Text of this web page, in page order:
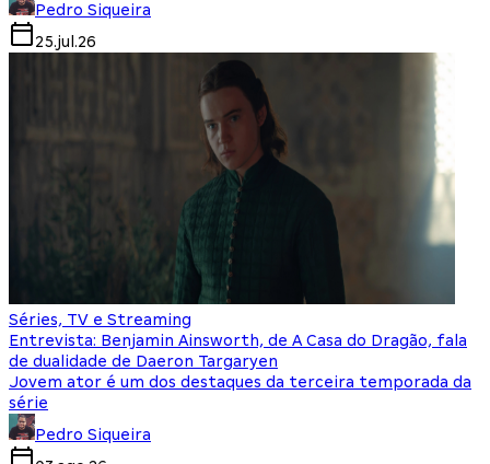
Pedro Siqueira
25.jul.26
Séries, TV e Streaming
Entrevista: Benjamin Ainsworth, de A Casa do Dragão, fala
de dualidade de Daeron Targaryen
Jovem ator é um dos destaques da terceira temporada da
série
Pedro Siqueira